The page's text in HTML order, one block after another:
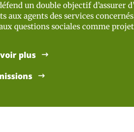
un double objectif d’assurer
aux agents des services
questions sociales comme
plus